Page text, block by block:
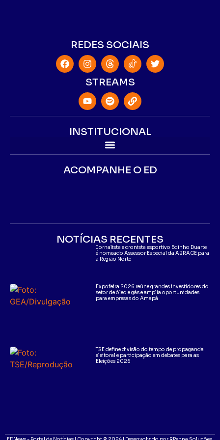
REDES SOCIAIS
STREAMS
INSTITUCIONAL
ACOMPANHE O ED
NOTÍCIAS RECENTES
Jornalista e cronista esportivo Edinho Duarte
é nomeado Assessor Especial da ABRACE para
a Região Norte
Expofeira 2026 reúne grandes investidores do
setor de óleo e gás e amplia oportunidades
para empresas do Amapá
TSE define divisão do tempo de propaganda
eleitoral e participação em debates para as
Eleições 2026